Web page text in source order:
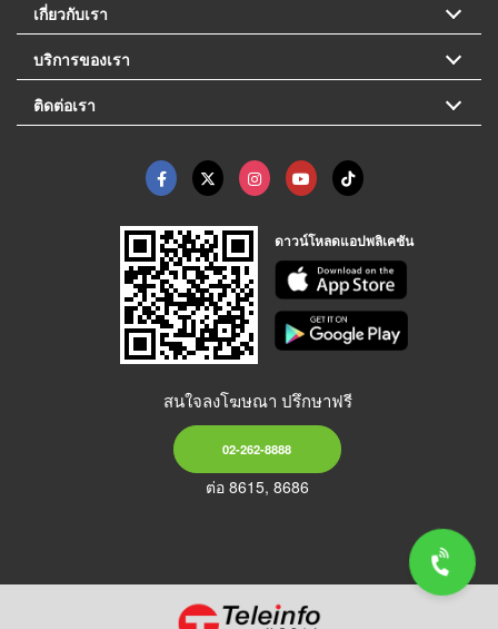
เกี่ยวกับเรา
บริการของเรา
ติดต่อเรา
ดาวน์โหลดแอปพลิเคชัน
สนใจลงโฆษณา ปรึกษาฟรี
02-262-8888
ต่อ 8615, 8686